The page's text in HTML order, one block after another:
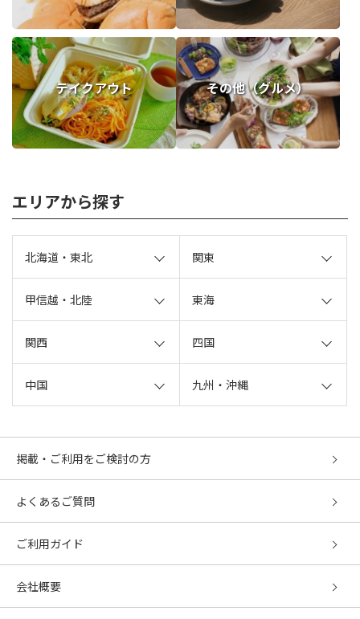
テイクアウト その他（グルメ）
エリアから探す
北海道・東北 関東
甲信越・北陸 東海
関西 四国
中国 九州・沖縄
掲載・ご利用をご検討の方
よくあるご質問
ご利用ガイド
会社概要